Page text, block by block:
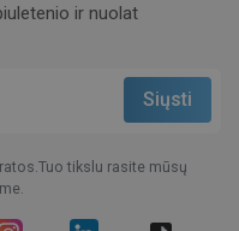
ir nuolat
tikslu rasite mūsų